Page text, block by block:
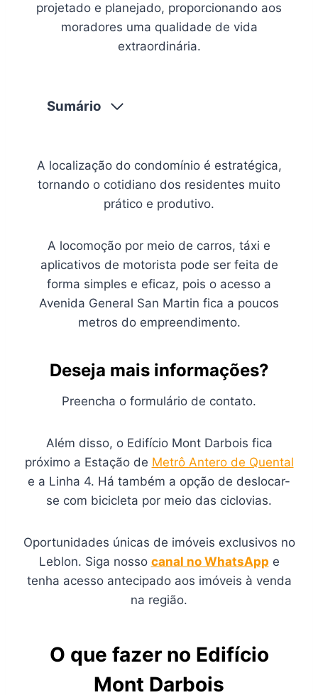
projetado e planejado, proporcionando aos
moradores uma qualidade de vida
extraordinária.
Sumário
A localização do condomínio é estratégica,
tornando o cotidiano dos residentes muito
prático e produtivo.
A locomoção por meio de carros, táxi e
aplicativos de motorista pode ser feita de
forma simples e eficaz, pois o acesso a
Avenida General San Martin fica a poucos
metros do empreendimento.
Deseja mais informações?
Preencha o formulário de contato.
Além disso, o Edifício Mont Darbois fica
próximo a Estação de Metrô Antero de Quental
e a Linha 4. Há também a opção de deslocar-
se com bicicleta por meio das ciclovias.
Oportunidades únicas de imóveis exclusivos no
Leblon. Siga nosso canal no WhatsApp e
tenha acesso antecipado aos imóveis à venda
na região.
O que fazer no Edifício
Mont Darbois